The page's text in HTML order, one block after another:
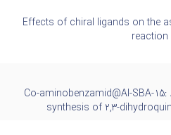
Effects of chiral ligands on the
reaction
Co-aminobenzamid@Al-SBA-
synthesis of 2,3-